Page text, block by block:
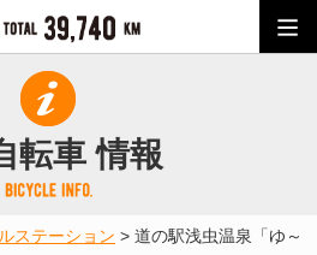
転車 情報
ステーション > 道の駅浅虫温泉「ゆ～